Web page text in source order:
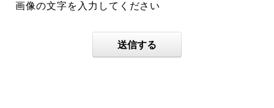
画像の文字を入力してください
送信する